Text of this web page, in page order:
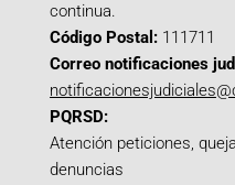
continua.
Código Postal: 111711
Correo notificaciones
PQRSD:
Atención peticiones,
denuncias